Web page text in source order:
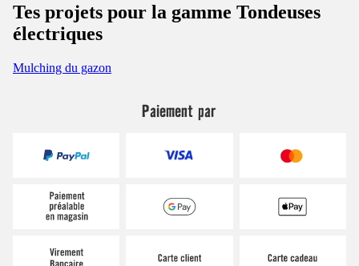
Tes projets pour la gamme Tondeuses
électriques
Mulching du gazon
Paiement par